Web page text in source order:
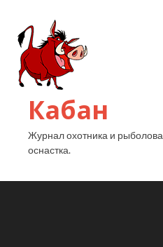
Кабан
Журнал охотника и
оснастка.